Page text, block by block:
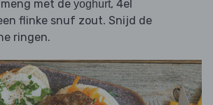
met de yoghurt, 4el
flinke snuf zout. Snijd de
ringen.